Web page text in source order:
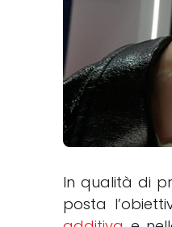
In qualità di
posta